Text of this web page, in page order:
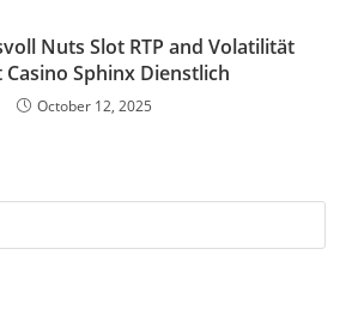
Nuts Slot RTP and Volatilität
Casino Sphinx Dienstlich
October 12, 2025